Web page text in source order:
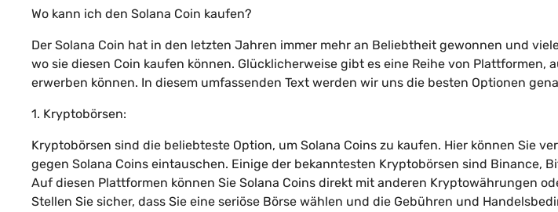
Wo kann ich den Solana Coin kaufen?
Der Solana Coin hat in den letzten Jahren immer mehr an Beliebtheit gewonnen und
wo sie diesen Coin kaufen können. Glücklicherweise gibt es eine Reihe von Plattformen,
erwerben können. In diesem umfassenden Text werden wir uns die besten Optionen
1. Kryptobörsen:
Kryptobörsen sind die beliebteste Option, um Solana Coins zu kaufen. Hier können Sie
gegen Solana Coins eintauschen. Einige der bekanntesten Kryptobörsen sind Binance,
Auf diesen Plattformen können Sie Solana Coins direkt mit anderen Kryptowährungen
Stellen Sie sicher, dass Sie eine seriöse Börse wählen und die Gebühren und